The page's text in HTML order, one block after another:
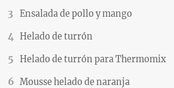
Ensalada de pollo y mango
Helado de turrón
Helado de turrón para Thermomix
Mousse helado de naranja